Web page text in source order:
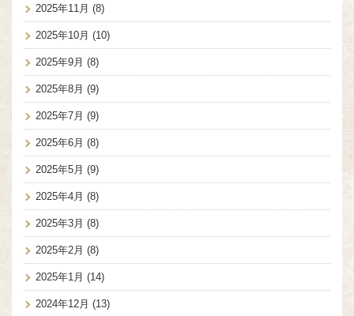
2025年11月 (8)
2025年10月 (10)
2025年9月 (8)
2025年8月 (9)
2025年7月 (9)
2025年6月 (8)
2025年5月 (9)
2025年4月 (8)
2025年3月 (8)
2025年2月 (8)
2025年1月 (14)
2024年12月 (13)